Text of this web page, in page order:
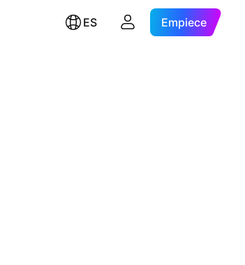
ES Empiece